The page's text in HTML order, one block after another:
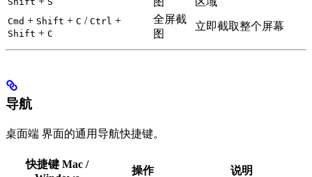
Cmd + Shift + C / Ctrl +
Shift + C
全屏截
图
立即截取整个屏幕
导航
桌面端 界面的通用导航快捷键。
快捷键 Mac /
操作 说明